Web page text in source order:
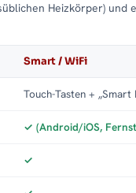
Heizkörper) und
Smart / WiFi
Touch-Tasten + „Smart
✓ (Android/iOS,
✓